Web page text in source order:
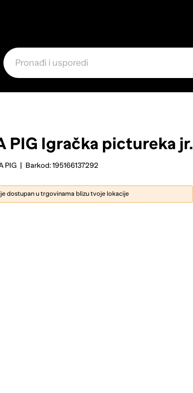
PIG Igračka pictureka jr.
PIG Barkod: 195166137292
dostupan u trgovinama blizu tvoje lokacije